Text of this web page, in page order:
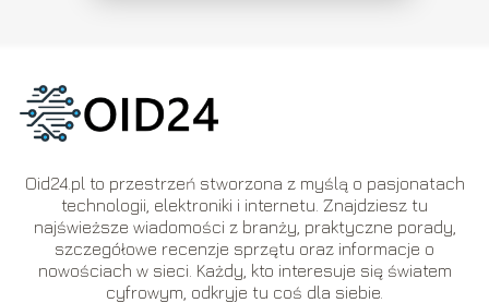
Oid24.pl to przestrzeń stworzona z myślą o pasjonatach
technologii, elektroniki i internetu. Znajdziesz tu
najświeższe wiadomości z branży, praktyczne porady,
szczegółowe recenzje sprzętu oraz informacje o
nowościach w sieci. Każdy, kto interesuje się światem
cyfrowym, odkryje tu coś dla siebie.